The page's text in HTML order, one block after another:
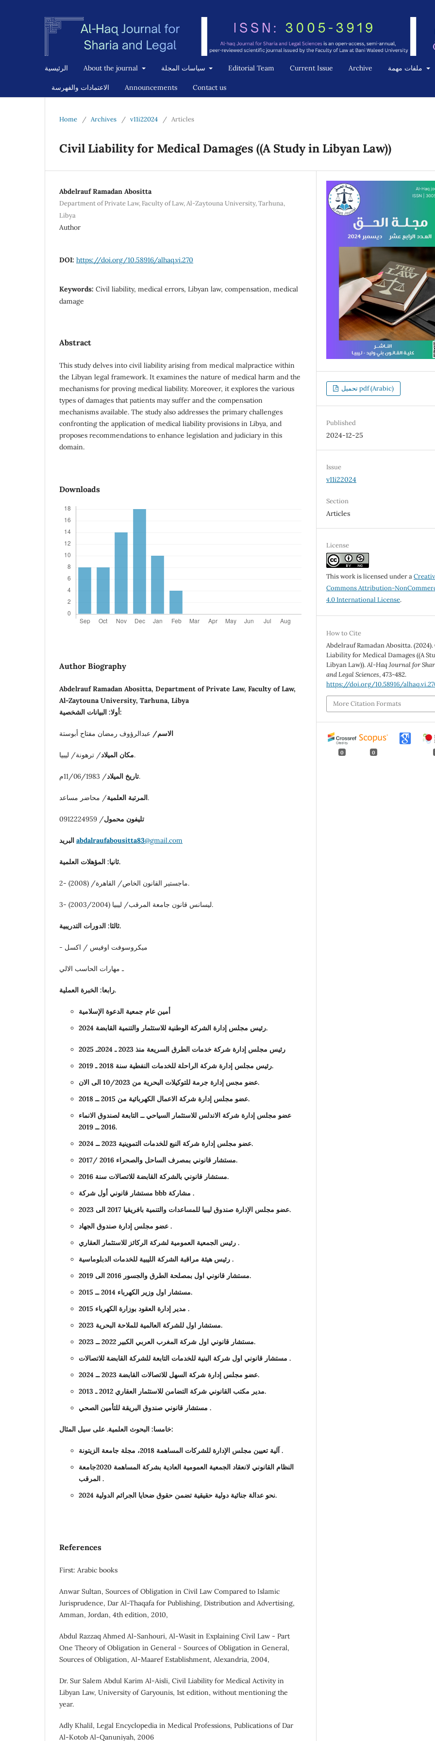
الرئيسية About the journal Editorial Team Current Issue Archive
الاعتمادات والفهرسة Announcements Contact us
Home / Archives / v11i22024 / Articles
Civil Liability for Medical Damages ((A Study in Libyan Law))
Abdelrauf Ramadan Abositta
Department of Private Law, Faculty of Law, Al-Zaytouna University, Tarhuna,
Libya
Author
DOI: https://doi.org/10.58916/alhaq.vi.270
Keywords: Civil liability, medical errors, Libyan law, compensation, medical
damage
Abstract
This study delves into civil liability arising from medical malpractice within
the Libyan legal framework. It examines the nature of medical harm and the
mechanisms for proving medical liability. Moreover, it explores the various
types of damages that patients may suffer and the compensation
mechanisms available. The study also addresses the primary challenges
confronting the application of medical liability provisions in Libya, and
proposes recommendations to enhance legislation and judiciary in this
domain.
Downloads
Author Biography
Abdelrauf Ramadan Abositta, Department of Private Law, Faculty of Law,
Al-Zaytouna University, Tarhuna, Libya
أولا: البيانات الشخصية:
الاسم/ عبدالرؤوف رمضان مفتاح أبوستة
مكان الميلاد/ ترهونة/ ليبيا.
تاريخ الميلاد/ 11/06/1983م.
المرتبة العلمية/ محاضر مساعد.
تليفون محمول/ 0912224959
البريد abdalraufabousitta83@gmail.com
ثانيا: المؤهلات العلمية.
2- ماجستير القانون الخاص/ القاهرة/ (2008).
3- ليسانس قانون جامعة المرقب/ ليبيا (2003/2004).
ثالثا: الدورات التدريبية.
- ميكروسوفت اوفيس / اكسل
ـ مهارات الحاسب الالي
رابعا: الخبرة العملية.
أمين عام جمعية الدعوة الإسلامية
رئيس مجلس إدارة الشركة الوطنية للاستثمار والتنمية القابضة 2024.
رئيس مجلس إدارة شركة خدمات الطرق السريعة منذ 2023 ـ 2024ـ 2025
رئيس مجلس إدارة شركة الراحلة للخدمات النفطية سنة 2018 ـ 2019.
عضو مجس إدارة جرمة للتوكيلات البحرية من 10/2023 الى الان.
عضو مجلس إدارة شركة الاعمال الكهربائية من 2015 ــ 2018.
عضو مجلس إدارة شركة الاندلس للاستثمار السياحي ــ التابعة لصندوق الانماء
2016 ــ 2019.
عضو مجلس إدارة شركة النبع للخدمات التموينية 2023 ــ 2024.
مستشار قانوني بمصرف الساحل والصحراء 2016 /2017.
مستشار قانوني بالشركة القابضة للاتصالات سنة 2016.
bbb
مشاركة .
عضو مجلس الإدارة صندوق ليبيا للمساعدات والتنمية بافريقيا 2017 الى 2023.
عضو مجلس إدارة صندوق الجهاد .
رئيس الجمعية العمومية لشركة الركائز للاستثمار العقاري .
رئيس هيئة مراقبة الشركة الليبية للخدمات الدبلوماسية .
مستشار قانوني اول بمصلحة الطرق والجسور 2016 الى 2019.
مستشار اول وزير الكهرباء 2014 ــ 2015.
مدير إدارة العقود بوزارة الكهرباء 2015 .
مستشار اول للشركة العالمية للملاحة البحرية 2023.
مستشار قانوني اول شركة المغرب العربي الكبير 2022 ــ 2023.
مستشار قانوني اول شركة البنية للخدمات التابعة للشركة القابضة للاتصالات .
عضو مجلس إدارة شركة السهل للاتصالات القابضة 2023 ــ 2024.
مدير مكتب القانوني شركة التضامن للاستثمار العقاري 2012 ـ 2013.
مستشار قانوني صندوق البريقة للتأمين الصحي .
خامسا: البحوث العلمية. على سيل المثال:
آلية تعيين مجلس الإدارة للشركات المساهمة 2018، مجلة جامعة الزيتونة .
النظام القانوني لانعقاد الجمعية العمومية العادية بشركة المساهمة 2020جامعة
المرقب .
نحو عدالة جنائية دولية حقيقية تضمن حقوق ضحايا الجرائم الدولية 2024.
References
First: Arabic books
Anwar Sultan, Sources of Obligation in Civil Law Compared to Islamic
Jurisprudence, Dar Al-Thaqafa for Publishing, Distribution and Advertising,
Amman, Jordan, 4th edition, 2010,
Abdul Razzaq Ahmed Al-Sanhouri, Al-Wasit in Explaining Civil Law - Part
One Theory of Obligation in General - Sources of Obligation in General,
Sources of Obligation, Al-Maaref Establishment, Alexandria, 2004,
Dr. Sur Salem Abdul Karim Al-Aisli, Civil Liability for Medical Activity in
Libyan Law, University of Garyounis, 1st edition, without mentioning the
year.
Adly Khalil, Legal Encyclopedia in Medical Professions, Publications of Dar
Al-Kotob Al-Qanuniyah, 2006
تحميل pdf (Arabic)
Published
2024-12-25
Issue
v11i22024
Section
Articles
License
This work is licensed under a
Commons Attribution-
4.0 International License.
How to Cite
Abdelrauf Ramadan Abositta.
Liability for Medical Damages ((A
Libyan Law)).Al-Haq Journal for
and Legal Sciences, 473-482.
https://doi.org/10.58916/
More Citation Formats
0 0